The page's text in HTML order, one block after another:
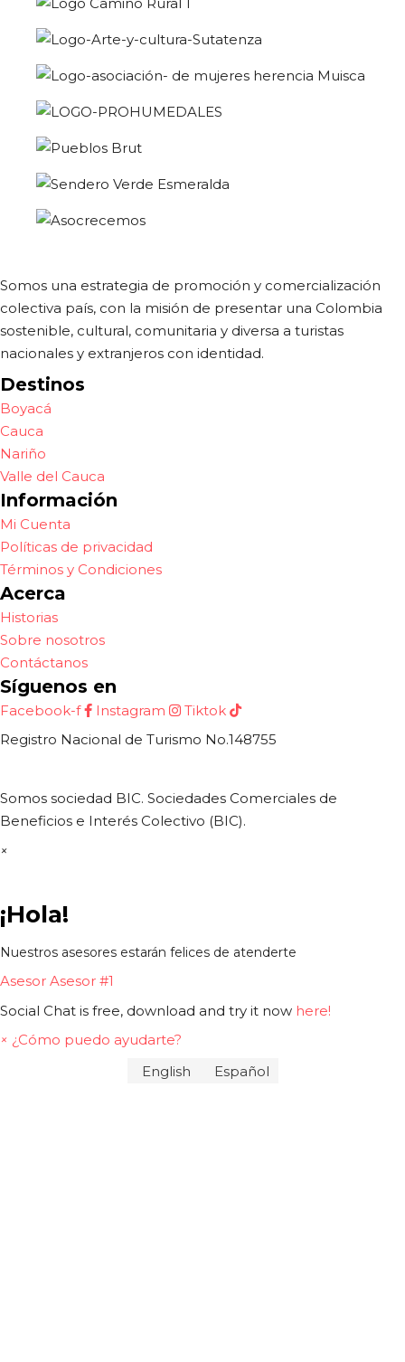
Somos una estrategia de promoción y comercialización
colectiva país, con la misión de presentar una Colombia
sostenible, cultural, comunitaria y diversa a turistas
nacionales y extranjeros con identidad.
Destinos
Boyacá
Cauca
Nariño
Valle del Cauca
Información
Mi Cuenta
Políticas de privacidad
Términos y Condiciones
Acerca
Historias
Sobre nosotros
Contáctanos
Síguenos en
Facebook-f Instagram
Tiktok
Registro Nacional de Turismo No.148755
Somos sociedad BIC. Sociedades Comerciales de
Beneficios e Interés Colectivo (BIC).
×
¡Hola!
Nuestros asesores estarán felices de atenderte
Asesor Asesor #1
Social Chat is free, download and try it now here!
× ¿Cómo puedo ayudarte?
English
Español